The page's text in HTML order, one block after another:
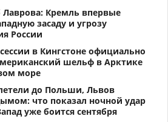
Кремль впервые
засаду и угрозу
России
в Кингстоне официально
шельф в Арктике
море
до Польши, Львов
что показал ночной удар
уже боится сентября